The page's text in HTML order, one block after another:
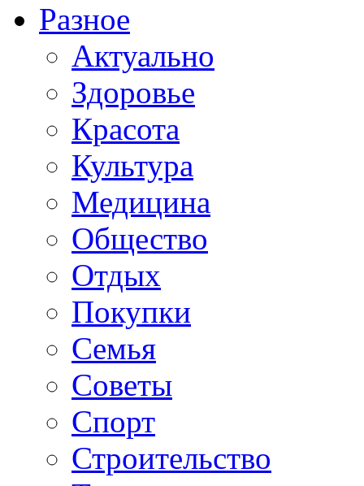
Разное
Актуально
Здоровье
Красота
Культура
Медицина
Общество
Отдых
Покупки
Семья
Советы
Спорт
Строительство